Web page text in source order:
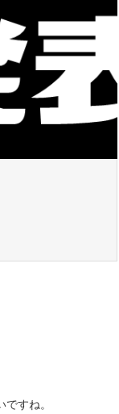
すね。